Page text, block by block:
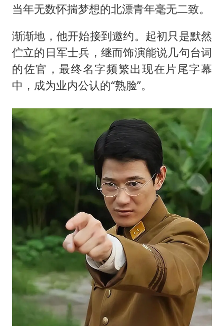
当年无数怀揣梦想的北漂青年毫无二致。
渐渐地，他开始接到邀约。起初只是默然
伫立的日军士兵，继而饰演能说几句台词
的佐官，最终名字频繁出现在片尾字幕
中，成为业内公认的“熟脸”。